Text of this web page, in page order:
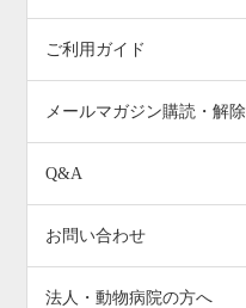
ご利用ガイド
メールマガジン購読・解除
Q&A
お問い合わせ
法人・動物病院の方へ